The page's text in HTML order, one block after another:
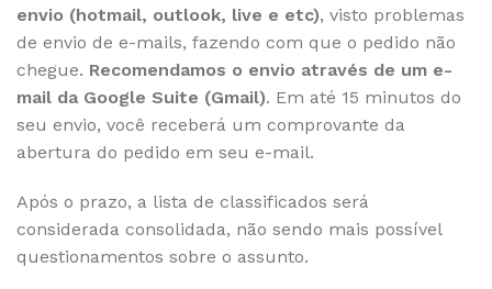
envio (hotmail, outlook, live e etc), visto problemas
de envio de e-mails, fazendo com que o pedido não
chegue. Recomendamos o envio através de um e-
mail da Google Suite (Gmail). Em até 15 minutos do
seu envio, você receberá um comprovante da
abertura do pedido em seu e-mail.
Após o prazo, a lista de classificados será
considerada consolidada, não sendo mais possível
questionamentos sobre o assunto.